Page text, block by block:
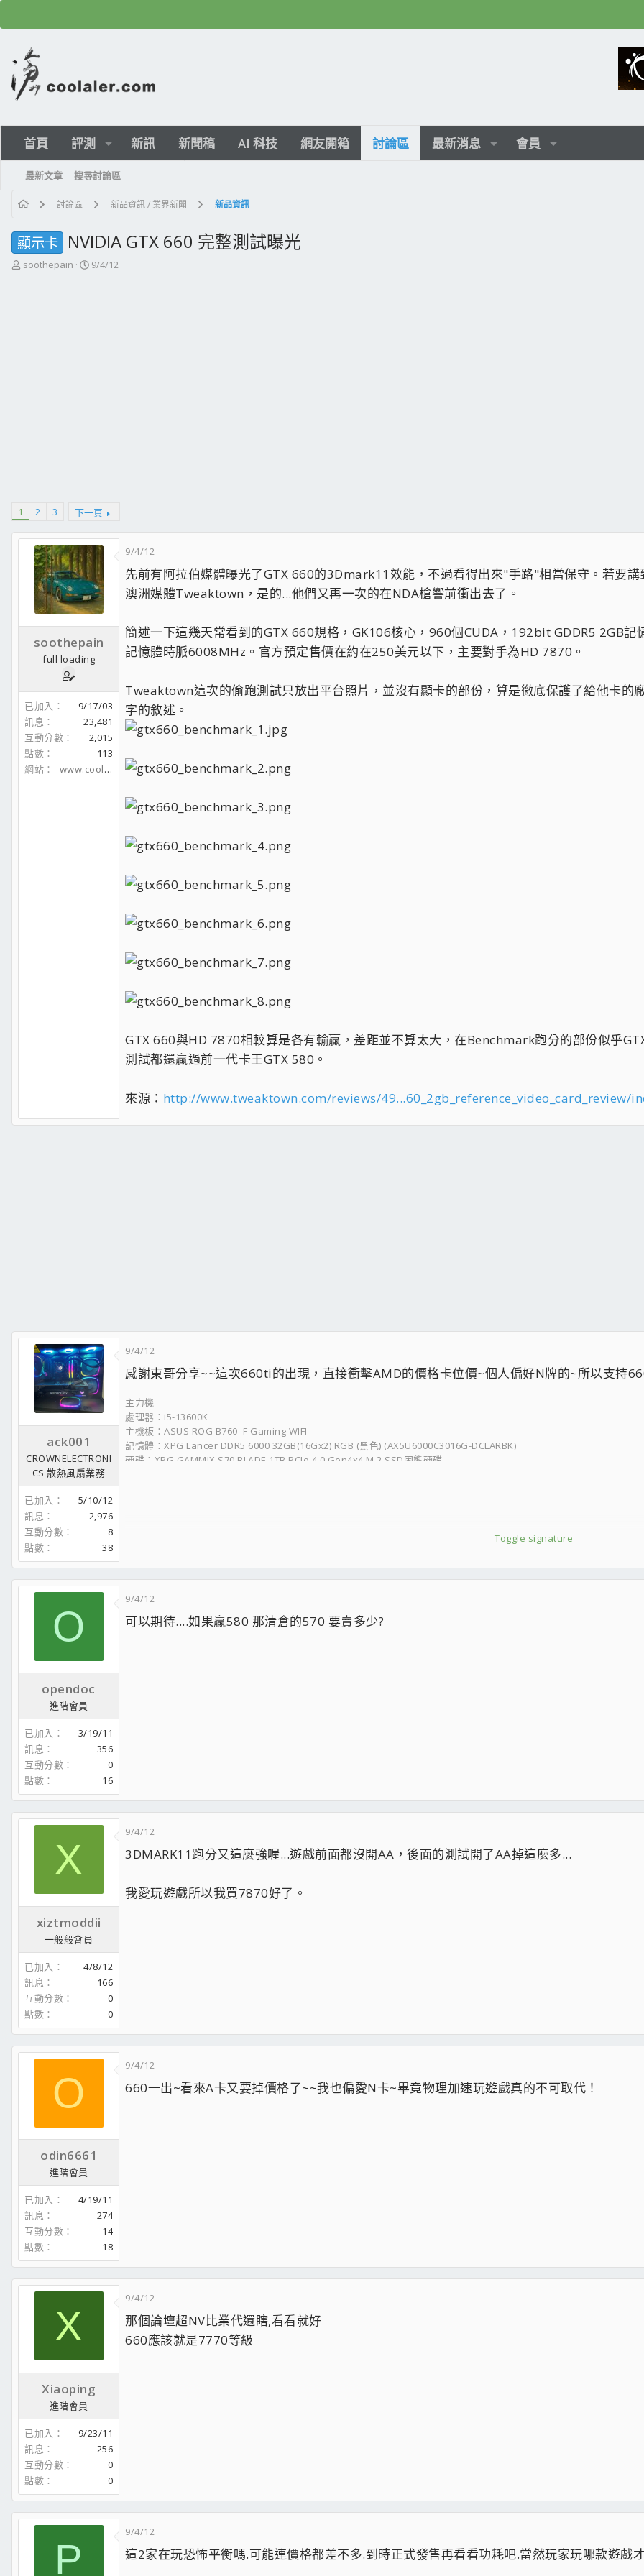
首頁 評測 新訊 新聞稿 AI 科技 網友開箱 討論區 最新消息 會員
最新文章 搜尋討論區
討論區 新品資訊 / 業界新聞 新品資訊
顯示卡 NVIDIA GTX 660 完整測試曝光
主
soothepain
開
9/4/12
1 2 3 下一頁
soothepain
full loading
已加入
9/17/03
訊息
23,481
互動分數
2,015
點數
113
網站
www.coolaler.com
9/4/12
先前有阿拉伯媒體曝光了GTX 660的3Dmark11效能，不過看得出來"手路"相當保守。若要
澳洲媒體Tweaktown，是的...他們又再一次的在NDA槍響前衝出去了。
簡述一下這幾天常看到的GTX 660規格，GK106核心，960個CUDA，192bit GDDR5 2GB
記憶體時脈6008MHz。官方預定售價在約在250美元以下，主要對手為HD 7870。
Tweaktown這次的偷跑測試只放出平台照片，並沒有顯卡的部份，算是徹底保護了給他卡的
字的敘述。
GTX 660與HD 7870相較算是各有輸贏，差距並不算太大，在Benchmark跑分的部份似乎
測試都還贏過前一代卡王GTX 580。
來源： http://www.tweaktown.com/reviews/49...60_2gb_reference_video_card_review/
ack001
CROWNELECTRONI
CS 散熱風扇業務
已加入
5/10/12
訊息
2,976
互動分數
8
點數
38
9/4/12
感謝東哥分享~~這次660ti的出現，直接衝擊AMD的價格卡位價~個人偏好N牌的~所以支持
Toggle signature
主力機
處理器：i5-13600K
主機板：ASUS ROG B760–F Gaming WIFI
記憶體：XPG Lancer DDR5 6000 32GB(16Gx2) RGB (黑色) (AX5U6000C3016G-DCLARBK)
硬碟：XPG GAMMIX S70 BLADE 1TB PCIe 4.0 Gen4x4 M.2 SSD固態硬碟
處理器 : Intel Core I7-2600K OC 4.5G @1.2V
散熱器 : Cryorig R1 Ultimate
Level 20 RGB 機械式雷蛇軸電競鍵盤
O
opendoc
進階會員
已加入
3/19/11
訊息
356
互動分數
0
點數
16
9/4/12
可以期待....如果贏580 那清倉的570 要賣多少?
X
xiztmoddii
一般般會員
已加入
4/8/12
訊息
166
互動分數
0
點數
0
9/4/12
3DMARK11跑分又這麼強喔...遊戲前面都沒開AA，後面的測試開了AA掉這麼多...
我愛玩遊戲所以我買7870好了。
O
odin6661
進階會員
已加入
4/19/11
訊息
274
互動分數
14
點數
18
9/4/12
660一出~看來A卡又要掉價格了~~我也偏愛N卡~畢竟物理加速玩遊戲真的不可取代！
X
Xiaoping
進階會員
已加入
9/23/11
訊息
256
互動分數
0
點數
0
9/4/12
那個論壇超NV比業代還瞎,看看就好
660應該就是7770等級
P
9/4/12
這2家在玩恐怖平衡嗎.可能連價格都差不多.到時正式發售再看看功耗吧.當然玩家玩哪款遊戲